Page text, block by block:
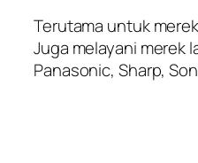
Terutama untuk
Juga melayani merek
Panasonic, Sharp,